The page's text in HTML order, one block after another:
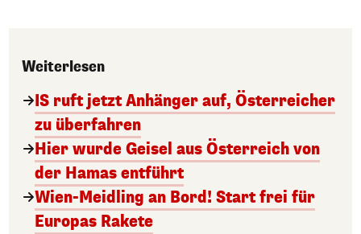
Weiterlesen
IS ruft jetzt Anhänger auf, Österreicher
zu überfahren
Hier wurde Geisel aus Österreich von
der Hamas entführt
Wien-Meidling an Bord! Start frei für
Europas Rakete